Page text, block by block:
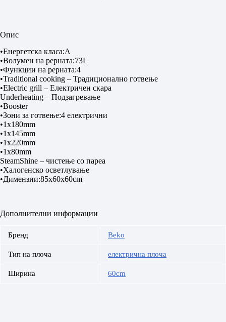
Опис
•Енергетска класа:А
•Волумен на рерната:73L
•Функции на рерната:4
•Traditional cooking – Традиционално готвење
•Electric grill – Електричен скара
Underheating – Подзагревање
•Booster
•Зони за готвење:4 електрични
•1x180mm
•1x145mm
•1x220mm
•1x80mm
SteamShine – чистење со пареа
•Халогенско осветлување
•Димензии:85x60x60cm
Дополнителни информации
Бренд Beko
Тип на плоча електрична плоча
Ширина 60cm